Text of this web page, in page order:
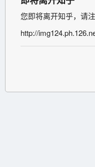
您即将离开知乎，请